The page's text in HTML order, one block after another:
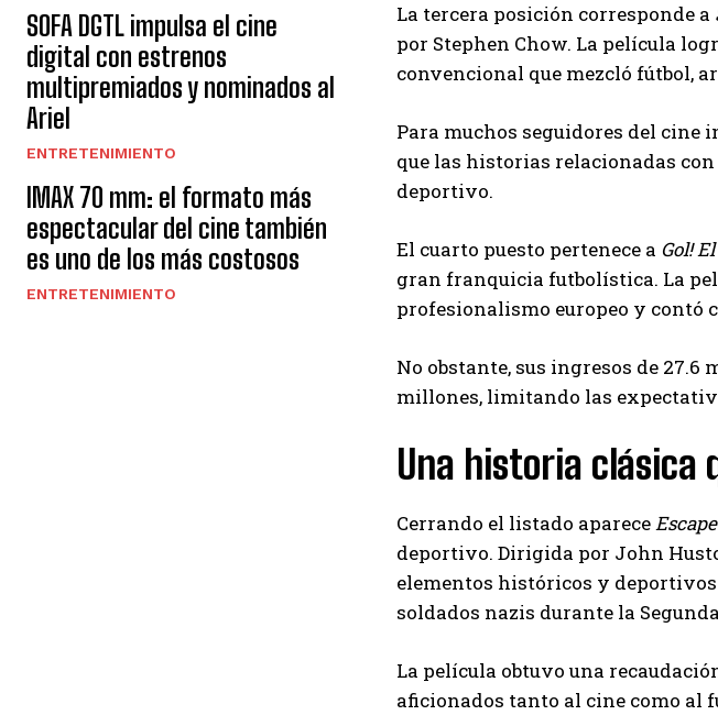
SOFA DGTL impulsa el cine
digital con estrenos
multipremiados y nominados al
Ariel
ENTRETENIMIENTO
IMAX 70 mm: el formato más
espectacular del cine también
es uno de los más costosos
ENTRETENIMIENTO
La tercera posición corresponde a
por Stephen Chow. La película
convencional que mezcló fútbol,
Para muchos seguidores del cine
que las historias relacionadas
deportivo.
El cuarto puesto pertenece a Gol!
gran franquicia futbolística. La
profesionalismo europeo y contó
No obstante, sus ingresos de 27.6
millones, limitando las
Una historia clásica
Cerrando el listado aparece
deportivo. Dirigida por John
elementos históricos y
soldados nazis durante la
La película obtuvo una
aficionados tanto al cine como al